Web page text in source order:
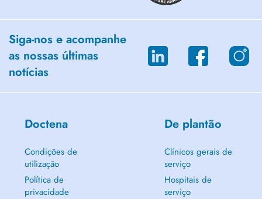
Siga-nos e acompanhe
as nossas últimas
notícias
Doctena
Condições de
utilização
Política de
privacidade
De plantão
Clínicos gerais de
serviço
Hospitais de
serviço